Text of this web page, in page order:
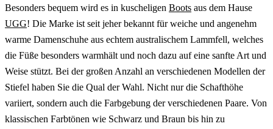
Besonders bequem wird es in kuscheligen Boots aus dem Hause
UGG! Die Marke ist seit jeher bekannt für weiche und angenehm
warme Damenschuhe aus echtem australischem Lammfell, welches
die Füße besonders warmhält und noch dazu auf eine sanfte Art und
Weise stützt. Bei der großen Anzahl an verschiedenen Modellen der
Stiefel haben Sie die Qual der Wahl. Nicht nur die Schafthöhe
variiert, sondern auch die Farbgebung der verschiedenen Paare. Von
klassischen Farbtönen wie Schwarz und Braun bis hin zu